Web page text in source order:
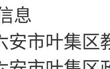
息
安市叶集区